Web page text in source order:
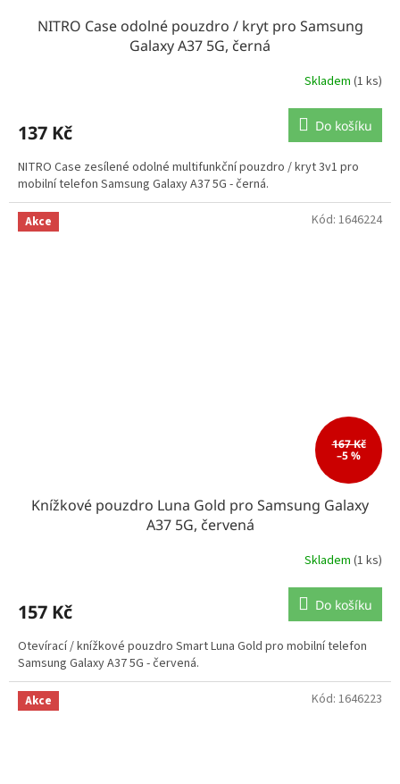
NITRO Case odolné pouzdro / kryt pro Samsung
Galaxy A37 5G, černá
Skladem (1 ks)
137 Kč Do košíku
NITRO Case zesílené odolné multifunkční pouzdro / kryt 3v1 pro
mobilní telefon Samsung Galaxy A37 5G - černá.
Akce
167 Kč
–5 %
Knížkové pouzdro Luna Gold pro Samsung Galaxy
A37 5G, červená
Skladem (1 ks)
157 Kč Do košíku
Otevírací / knížkové pouzdro Smart Luna Gold pro mobilní telefon
Samsung Galaxy A37 5G - červená.
Kód: 1646224
Akce Kód: 1646223